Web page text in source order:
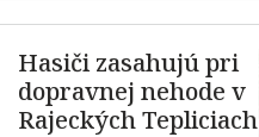
Hasiči zasahujú pri
dopravnej nehode v
Rajeckých Tepliciach